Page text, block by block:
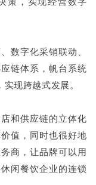
数字化采销联动、
链体系，帆台系统
现跨越式发展。
和供应链的立体化
值，同时也很好地
商，让品牌可以用
闲餐饮企业的连锁